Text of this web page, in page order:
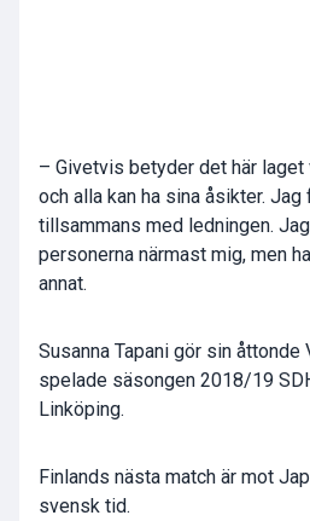
– Givetvis betyder det här
och alla kan ha sina åsikter.
tillsammans med ledningen.
personerna närmast mig, men
annat.
Susanna Tapani gör sin åttonde
spelade säsongen 2018/19
Linköping.
Finlands nästa match är mot
svensk tid.